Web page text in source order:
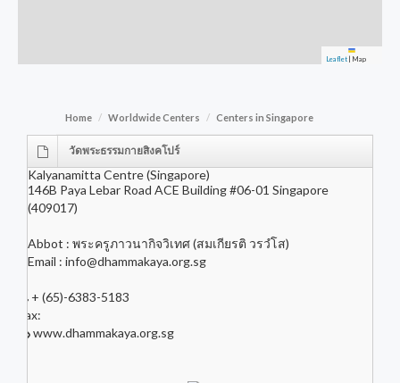
Leaflet Map
Home Worldwide Centers Centers in Singapore
วัดพระธรรมกายสิงคโปร์
Kalyanamitta Centre (Singapore)
146B Paya Lebar Road ACE Building #06-01 Singapore
(409017)
Abbot : พระครูภาวนากิจวิเทศ (สมเกียรติ วรวํโส)
Email : info@dhammakaya.org.sg
+ (65)-6383-5183
Fax:
www.dhammakaya.org.sg